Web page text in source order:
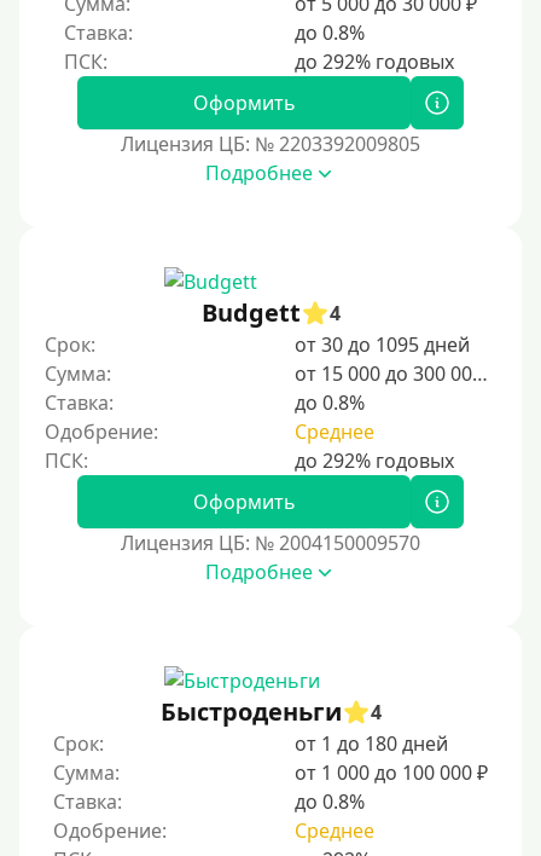
С 21 года
С 22 лет
С 23 лет
Несовершеннолетним
Для мужчин
Женский займ
Мамам в декрете
Без прописки
С временной регистрацией
Пенсионерам до 70 лет
Пенсионерам до 75 лет
Пенсионерам до 80 лет
Пенсионерам до 85 лет
Ставка:
до 0.8%
Оформить
Лицензия ЦБ: № 2203392009805
Подробнее
Budgett
4
Срок:
от 30 до 1095 дней
Сумма:
от 15 000 до 300 000 ₽
Ставка:
до 0.8%
Одобрение:
Среднее
Оформить
Лицензия ЦБ: № 2004150009570
Подробнее
Быстроденьги
4
Срок:
от 1 до 180 дней
Сумма:
от 1 000 до 100 000 ₽
Ставка:
до 0.8%
Одобрение:
Среднее